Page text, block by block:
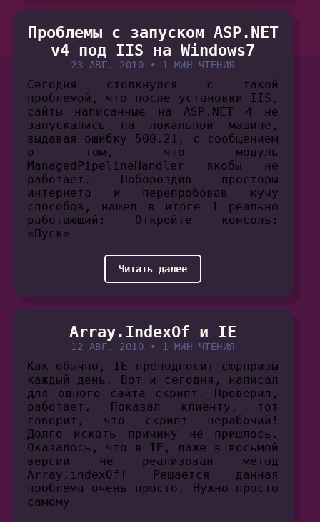
Проблемы с запуском ASP.NET
v4 под IIS на Windows7
23 АВГ. 2010 • 1 МИН ЧТЕНИЯ
Сегодня столкнулся с такой
проблемой, что после установки IIS,
сайты написанные на ASP.NET 4 не
запускались на локальной машине,
выдавая ошибку 500.21, с сообщением
о том, что модуль
ManagedPipelineHandler якобы не
работает. Побороздив просторы
интернета и перепробовав кучу
способов, нашел в итоге 1 реально
работающий: Откройте консоль:
«Пуск»
Читать далее
Array.IndexOf и IE
12 АВГ. 2010 • 1 МИН ЧТЕНИЯ
Как обычно, IE преподносит сюрпризы
каждый день. Вот и сегодня, написал
для одного сайта скрипт. Проверил,
работает. Показал клиенту, тот
говорит, что скрипт нерабочий!
Долго искать причину не пришлось.
Оказалось, что в IE, даже в восьмой
версии не реализован метод
Array.indexOf! Решается данная
проблема очень просто. Нужно просто
самому